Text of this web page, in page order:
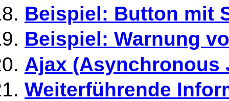
Beispiel: Button mit
Beispiel: Warnung
Ajax (Asynchronous
Weiterführende